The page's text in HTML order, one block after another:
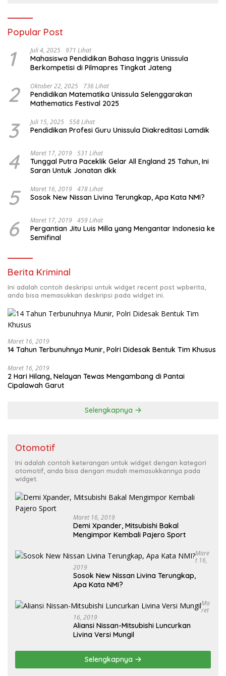
Popular Post
1 Juli 4, 2025 971 Lihat
Mahasiswa Pendidikan Bahasa Inggris Unissula
Berkompetisi di Pilmapres Tingkat Jateng
2 Oktober 22, 2025 736 Lihat
Pendidikan Matematika Unissula Selenggarakan
Mathematics Festival 2025
3 Juli 15, 2025 558 Lihat
Pendidikan Profesi Guru Unissula Diakreditasi Lamdik
4 Maret 17, 2019 531 Lihat
Tunggal Putra Paceklik Gelar All England 25 Tahun, Ini
Saran Untuk Jonatan dkk
5 Maret 16, 2019 478 Lihat
Sosok New Nissan Livina Terungkap, Apa Kata NMI?
6 Maret 17, 2019 459 Lihat
Pergantian Jitu Luis Milla yang Mengantar Indonesia ke
Semifinal
Berita Kriminal
Ini adalah contoh deskripsi untuk widget recent post wpberita,
anda bisa memasukkan deskripsi pada widget ini.
Maret 16, 2019
14 Tahun Terbunuhnya Munir, Polri Didesak Bentuk Tim Khusus
Maret 16, 2019
2 Hari Hilang, Nelayan Tewas Mengambang di Pantai
Cipalawah Garut
Selengkapnya
Otomotif
Ini adalah contoh keterangan untuk widget dengan kategori
otomotif, anda bisa dengan mudah memasukkannya pada
widget.
Maret 16, 2019
Demi Xpander, Mitsubishi Bakal
Mengimpor Kembali Pajero Sport
Mare
T 16,
2019
Sosok New Nissan Livina Terungkap,
Apa Kata NMI?
Ma
Ret
16, 2019
Aliansi Nissan-Mitsubishi Luncurkan
Livina Versi Mungil
Selengkapnya